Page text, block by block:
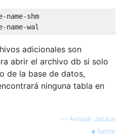
name-shm
name
adicionales son
abrir el archivo db si solo
de la base de datos,
ninguna tabla en
— Avinash Jadaun
fuente